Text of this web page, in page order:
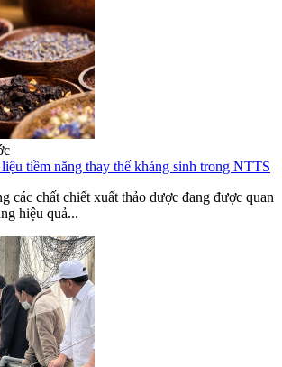
tiềm năng thay thế kháng sinh trong NTTS
các chất chiết xuất thảo dược đang được quan
hiệu quả...